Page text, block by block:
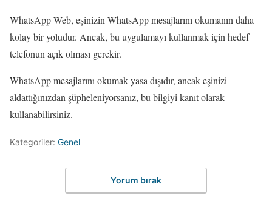
WhatsApp Web, eşinizin WhatsApp mesajlarını okumanın daha
kolay bir yoludur. Ancak, bu uygulamayı kullanmak için hedef
telefonun açık olması gerekir.
WhatsApp mesajlarını okumak yasa dışıdır, ancak eşinizi
aldattığınızdan şüpheleniyorsanız, bu bilgiyi kanıt olarak
kullanabilirsiniz.
Kategoriler: Genel
Yorum bırak